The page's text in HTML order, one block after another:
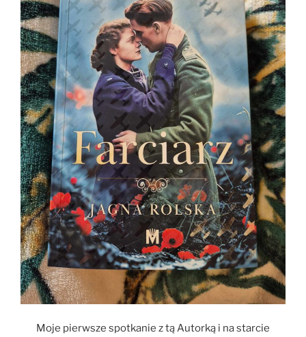
Moje pierwsze spotkanie z tą Autorką i na starcie